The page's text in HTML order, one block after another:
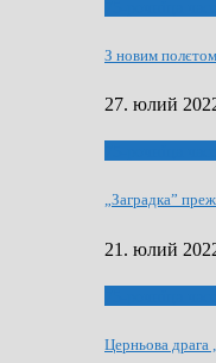
З новим
27. юлий
„Заградка”
21. юлий
Церньова драга